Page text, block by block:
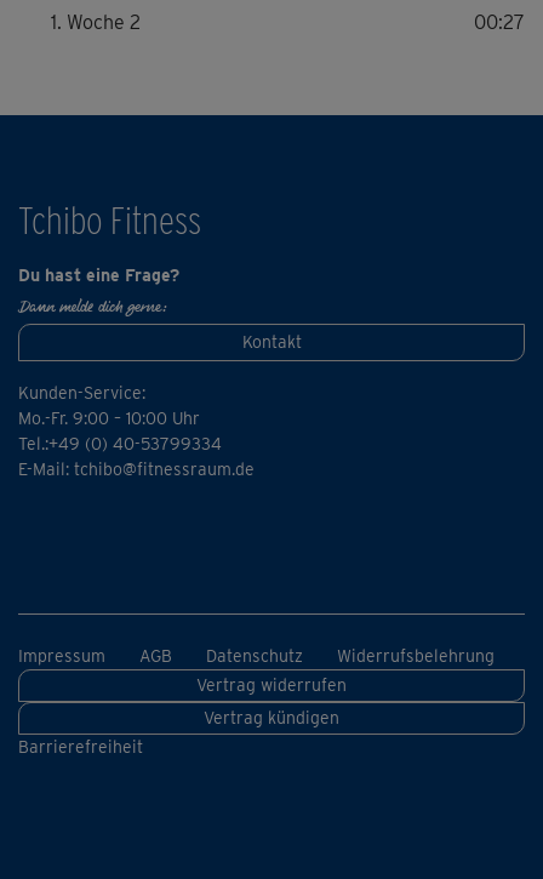
Woche 2 00:27
Tchibo Fitness
Du hast eine Frage?
Dann melde dich gerne:
Kontakt
Kunden-Service:
Mo.-Fr. 9:00 – 10:00 Uhr
Tel.:+49 (0) 40-53799334
E-Mail: tchibo@fitnessraum.de
Impressum AGB Datenschutz
Widerrufsbelehrung
Vertrag widerrufen
Vertrag kündigen
Barrierefreiheit